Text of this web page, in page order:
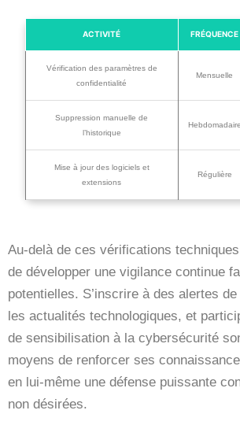
ACTIVITÉ FRÉQUENCE
Vérification des paramètres de
confidentialité
Mensuelle
Suppression manuelle de
l’historique
Hebdomadaire
Mise à jour des logiciels et
extensions
Régulière
Au-delà de ces vérifications
de développer une vigilance continue
potentielles. S’inscrire à des alertes
les actualités technologiques, et
de sensibilisation à la cybersécurité
moyens de renforcer ses
en lui-même une défense puissante
non désirées.